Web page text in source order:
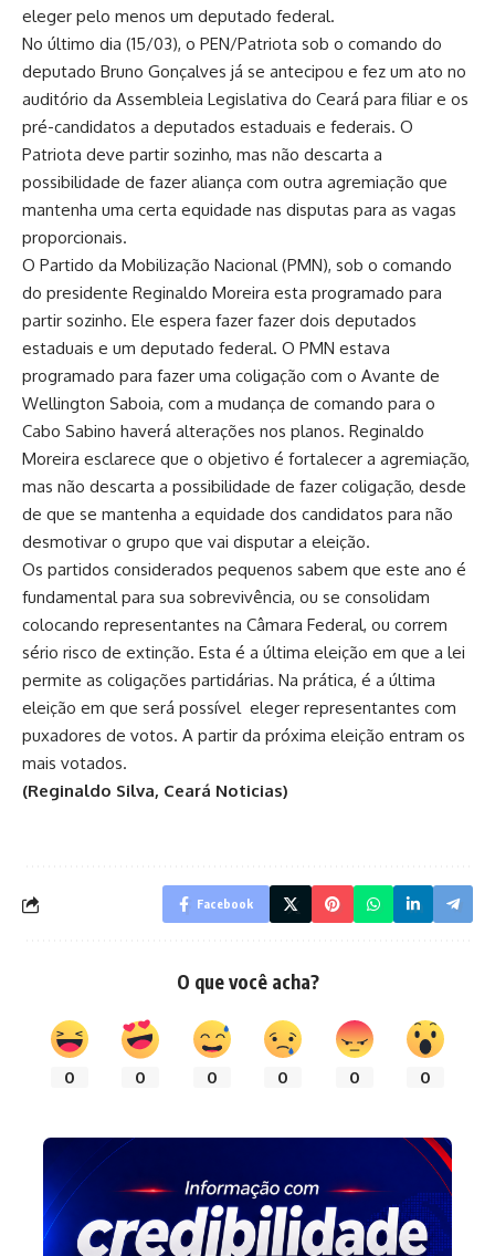
eleger pelo menos um deputado federal.
No último dia (15/03), o PEN/Patriota sob o comando do
deputado Bruno Gonçalves já se antecipou e fez um ato no
auditório da Assembleia Legislativa do Ceará para filiar e os
pré-candidatos a deputados estaduais e federais. O
Patriota deve partir sozinho, mas não descarta a
possibilidade de fazer aliança com outra agremiação que
mantenha uma certa equidade nas disputas para as vagas
proporcionais.
O Partido da Mobilização Nacional (PMN), sob o comando
do presidente Reginaldo Moreira esta programado para
partir sozinho. Ele espera fazer fazer dois deputados
estaduais e um deputado federal. O PMN estava
programado para fazer uma coligação com o Avante de
Wellington Saboia, com a mudança de comando para o
Cabo Sabino haverá alterações nos planos. Reginaldo
Moreira esclarece que o objetivo é fortalecer a agremiação,
mas não descarta a possibilidade de fazer coligação, desde
de que se mantenha a equidade dos candidatos para não
desmotivar o grupo que vai disputar a eleição.
Os partidos considerados pequenos sabem que este ano é
fundamental para sua sobrevivência, ou se consolidam
colocando representantes na Câmara Federal, ou correm
sério risco de extinção. Esta é a última eleição em que a lei
permite as coligações partidárias. Na prática, é a última
eleição em que será possível eleger representantes com
puxadores de votos. A partir da próxima eleição entram os
mais votados.
(Reginaldo Silva, Ceará Noticias)
Facebook
O que você acha?
0 0 0 0 0 0